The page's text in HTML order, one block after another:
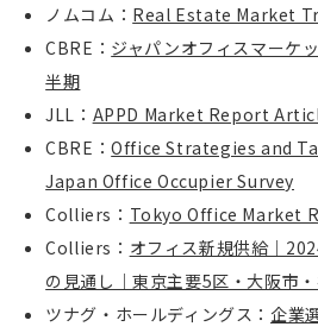
ノムコム： Real Estate Market
CBRE ： ジャパンオフィスマーケ
半期
JLL ： APPD Market Report
CBRE ：Office Strategies and
Japan Office Occupier Survey
Colliers ： Tokyo Office Market
Colliers ： オフィス新規供給｜
の見通し｜東京主要5区・大阪市
ツナグ・ホールディングス： 企業